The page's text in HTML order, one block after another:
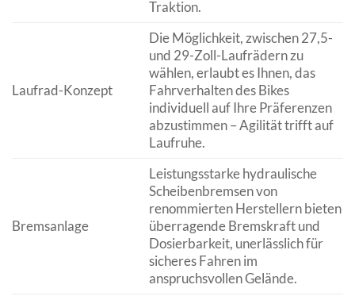
Traktion.
Laufrad-Konzept
Die Möglichkeit, zwischen 27,5-
und 29-Zoll-Laufrädern zu
wählen, erlaubt es Ihnen, das
Fahrverhalten des Bikes
individuell auf Ihre Präferenzen
abzustimmen – Agilität trifft auf
Laufruhe.
Bremsanlage
Leistungsstarke hydraulische
Scheibenbremsen von
renommierten Herstellern bieten
überragende Bremskraft und
Dosierbarkeit, unerlässlich für
sicheres Fahren im
anspruchsvollen Gelände.